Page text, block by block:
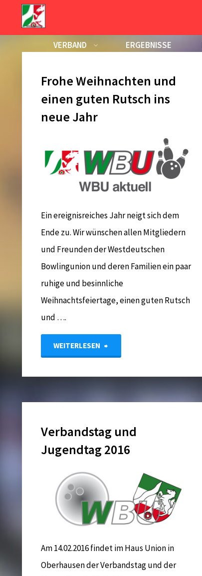
VERBAND ERGEBNISSE
KALENDER
Jahr:2015
Frohe Weihnachten und
einen guten Rutsch ins
neue Jahr
Ein ereignisreiches Jahr neigt sich dem
Ende zu. Wir wünschen allen Mitgliedern
und Freunden der Westdeutschen
Bowlingunion und deren Familien ein paar
ruhige und besinnliche
Weihnachtsfeiertage, einen guten Rutsch
und ….
WEITERLESEN
guten
neue
Verbandstag und
Jugendtag 2016
Am 14.02.2016 findet im Haus Union in
Oberhausen der Verbandstag und der